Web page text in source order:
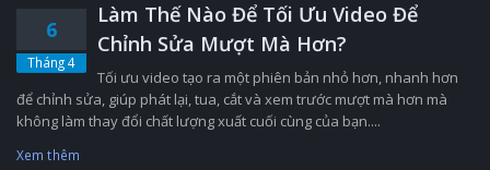
6
Tháng 4
Làm Thế Nào Để Tối Ưu Video Để
Chỉnh Sửa Mượt Mà Hơn?
Tối ưu video tạo ra một phiên bản nhỏ hơn, nhanh hơn
để chỉnh sửa, giúp phát lại, tua, cắt và xem trước mượt mà hơn mà
không làm thay đổi chất lượng xuất cuối cùng của bạn....
Xem thêm